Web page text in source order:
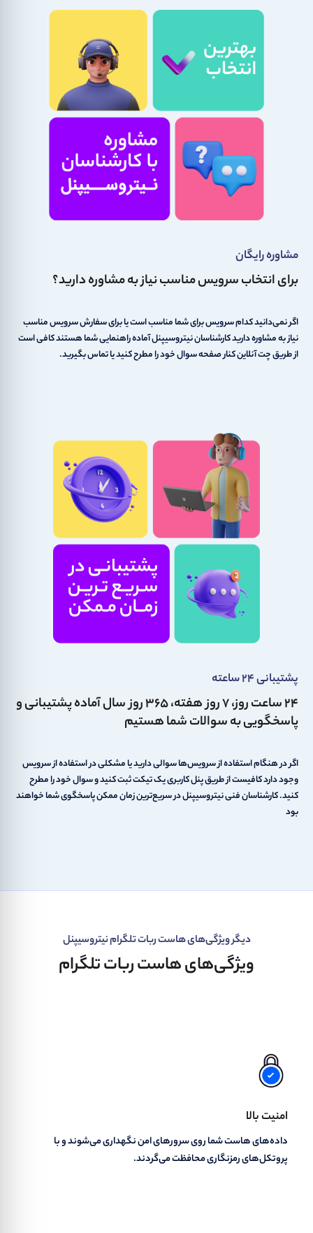
مشاوره رایگان
برای انتخاب سرویس مناسب نیاز به مشاوره دارید؟
اگر نمی‌دانید کدام سرویس برای شما مناسب است یا برای سفارش سرویس مناسب
نیاز به مشاوره دارید کارشناسان نیتروسیپنل آماده راهنمایی شما هستند کافی است
از طریق چت آنلاین کنار صفحه سوال خود را مطرح کنید یا تماس بگیرید.
پشتیبانی ۲۴ ساعته
۲۴ ساعت روز، ۷ روز هفته، ۳۶۵ روز سال آماده پشتیبانی و
پاسخگویی به سوالات شما هستیم
اگر در هنگام استفاده از سرویس‌ها سوالی دارید یا مشکلی در استفاده از سرویس
وجود دارد کافیست از طریق پنل کاربری یک تیکت ثبت کنید و سوال خود را مطرح
کنید. کارشناسان فنی نیتروسیپنل در سریع‌ترین زمان ممکن پاسخگوی شما خواهند
بود
دیگر ویژگی‌های هاست ربات تلگرام نیتروسیپنل
ویژگی‌های هاست ربات تلگرام
امنیت بالا
داده‌های هاست شما روی سرورهای امن نگهداری می‌شوند و با
پروتکل‌های رمزنگاری محافظت می‌گردند.